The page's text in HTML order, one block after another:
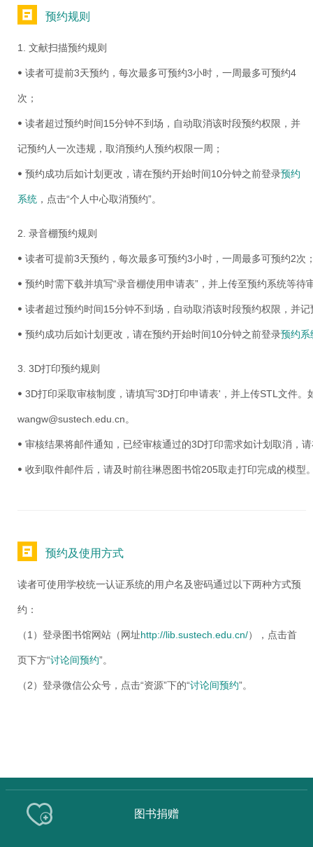
预约规则
1. 文献扫描预约规则
ꔷ 读者可提前3天预约，每次最多可预约3小时，一周最多可预约4
次；
ꔷ 读者超过预约时间15分钟不到场，自动取消该时段预约权限，并
记预约人一次违规，取消预约人预约权限一周；
ꔷ 预约成功后如计划更改，请在预约开始时间10分钟之前登录预约
系统 ，点击“个人中心取消预约”。
2. 录音棚预约规则
ꔷ 读者可提前3天预约，每次最多可预约3小时，一周最多可预约2次
ꔷ 预约时需下载并填写“录音棚使用申请表”，并上传至预约系统等待
ꔷ 读者超过预约时间15分钟不到场，自动取消该时段预约权限，并
ꔷ 预约成功后如计划更改，请在预约开始时间10分钟之前登录预约系
3. 3D打印预约规则
ꔷ 3D打印采取审核制度，请填写'3D打印申请表'，并上传STL文件。
wangw@sustech.edu.cn。
ꔷ 审核结果将邮件通知，已经审核通过的3D打印需求如计划取消，
ꔷ 收到取件邮件后，请及时前往琳恩图书馆205取走打印完成的模型
预约及使用方式
读者可使用学校统一认证系统的用户名及密码通过以下两种方式预
约：
（1）登录图书馆网站（网址http://lib.sustech.edu.cn/），点击首
页下方“讨论间预约”。
（2）登录微信公众号，点击“资源”下的“讨论间预约”。
图书捐赠